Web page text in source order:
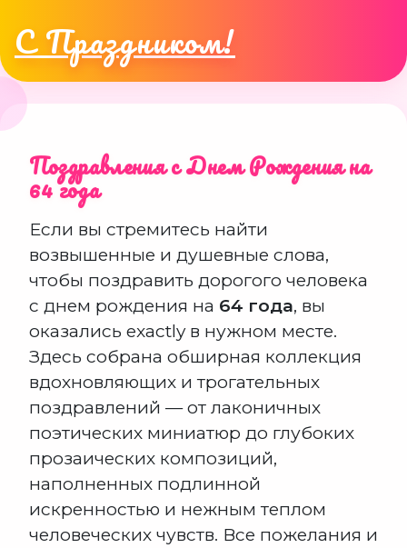
С Праздником!
Поздравления с Днем Рождения на
64 года
Если вы стремитесь найти
возвышенные и душевные слова,
чтобы поздравить дорогого человека
с днем рождения на 64 года, вы
оказались exactly в нужном месте.
Здесь собрана обширная коллекция
вдохновляющих и трогательных
поздравлений — от лаконичных
поэтических миниатюр до глубоких
прозаических композиций,
наполненных подлинной
искренностью и нежным теплом
человеческих чувств. Все пожелания и